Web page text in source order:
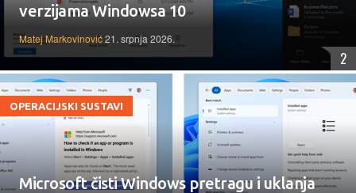
verzijama Windowsa 10
Matej Markovinović21. srpnja 2026.
2
OPERACIJSKI SUSTAVI
Microsoft čisti Windows pretragu i uklanja